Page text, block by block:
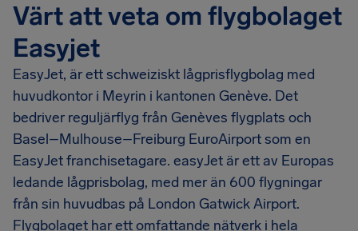
Värt att veta om flygbolaget
Easyjet
EasyJet, är ett schweiziskt lågprisflygbolag med
huvudkontor i Meyrin i kantonen Genève. Det
bedriver reguljärflyg från Genèves flygplats och
Basel–Mulhouse–Freiburg EuroAirport som en
EasyJet franchisetagare. easyJet är ett av Europas
ledande lågprisbolag, med mer än 600 flygningar
från sin huvudbas på London Gatwick Airport.
Flygbolaget har ett omfattande nätverk i hela